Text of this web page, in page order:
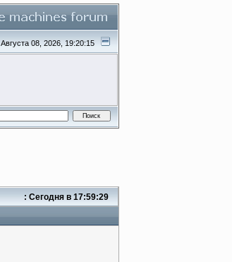
Августа 08, 2026, 19:20:15
: Сегодня в 17:59:29